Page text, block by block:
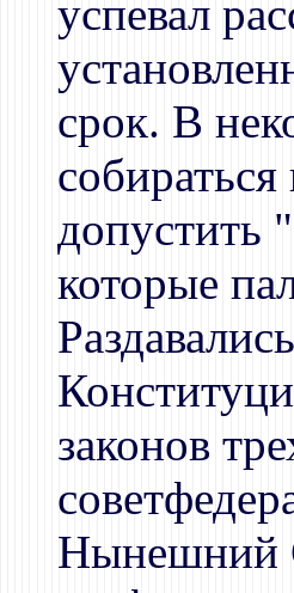
успевал
срок. В
допустить
которые
законов
Нынешний